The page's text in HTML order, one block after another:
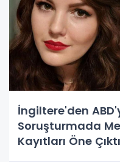
İngiltere'den
Soruşturmada
Kayıtları Öne Çıktı